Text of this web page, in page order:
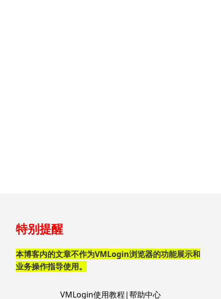
至
脚
特别提醒
本博客内的文章不作为VMLogin浏览器的功能展示和
业务操作指导使用。
VMLogin使用教程|帮助中心